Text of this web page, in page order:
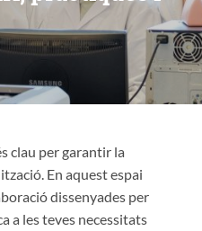
clau per garantir la
En aquest espai
dissenyades per
a les teves necessitats